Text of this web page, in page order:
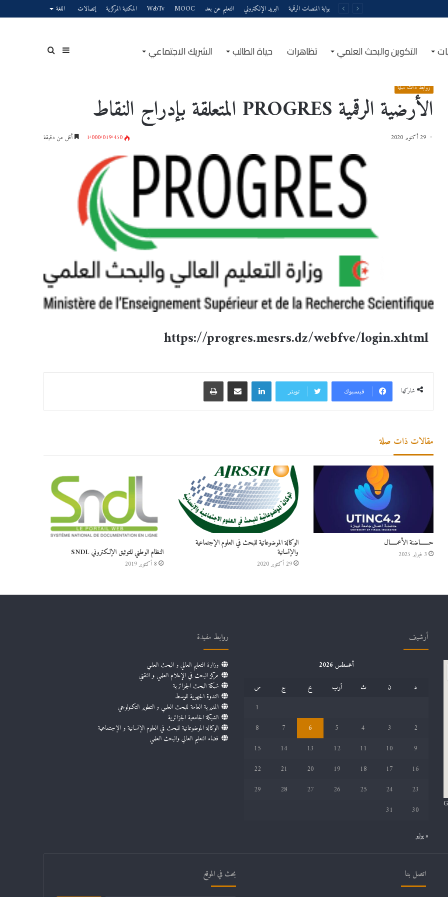
بوابة المنصات الرقمية البريد الإلكتروني التعليم عن بعد MOOC
WebTv المكتبة المركزية إتصالات اللغة
التكوين والبحث العلمي تظاهرات حياة الطالب الشريك الاجتماعي
روابط ذات صلة
الأرضية الرقمية PROGRES المتعلقة بإدراج النقاط
29 أكتوبر 2020 1٬000٬019٬450 أقل من دقيقة
https://progres.mesrs.dz/webfve/login.xhtml
شاركها فيسبوك تويتر
مقالات ذات صلة
حـــــــاضنة الأعمـــــال
3 فبراير 2025
الوكالة الموضوعاتية للبحث في العلوم الإجتماعية
والإنسانية
29 أكتوبر 2020
النظام الوطني للتوثيق الإلكتروني SNDL
8 أكتوبر 2019
أرشيف
أغسطس 2026
د
ن ث أرب خ ج
س
1
2
3
4
5
6
7
8
9
10
11
12
13
14
15
16
17
18
19
20
21
22
23
24
25
26
27
28
29
30
31
« يوليو
روابط مفيدة
وزارة التعليم العالي و البحث العلمي
مركز البحث في الإعلام العلمي و التقني
شبكة البحث الجزائرية
الندوة الجهوية للوسط
المديرية العامة للبحث العلمي و التطوير التكنولوجي
الشبكة الجامعية الجزائرية
الوكالة الموضوعاتية للبحث في العلوم الإنسانية و الإجتماعية
فضاء التعليم العالي والبحث العلمي
اتصل بنا بحث في الموقع